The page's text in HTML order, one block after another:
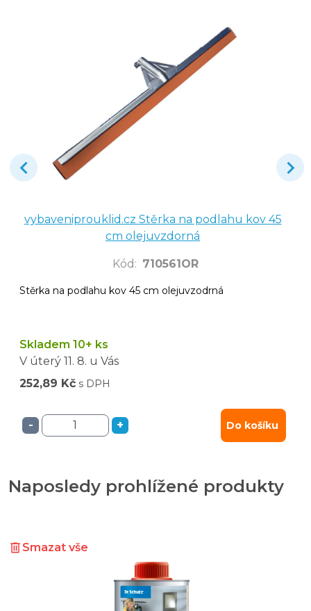
vybaveniprouklid.cz Stěrka na podlahu kov 45
cm olejuvzdorná
Kód : 710561OR
Stěrka na podlahu kov 45 cm olejuvzodrná
Skladem 10+ ks
V úterý 11. 8. u Vás
252,89 Kč s DPH
- + Do košíku
Naposledy prohlížené produkty
Smazat vše